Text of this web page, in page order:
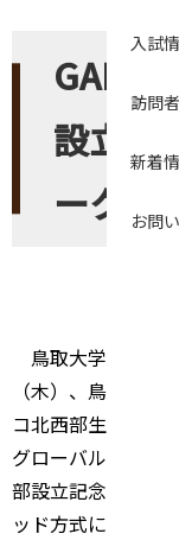
GAN-
設立！
ークを
鳥取大学大学院
（木）、鳥取大学
コ北西部生物学研
グローバル同窓会
部設立記念イベン
ッド方式により開
入試
訪問
新着
お問